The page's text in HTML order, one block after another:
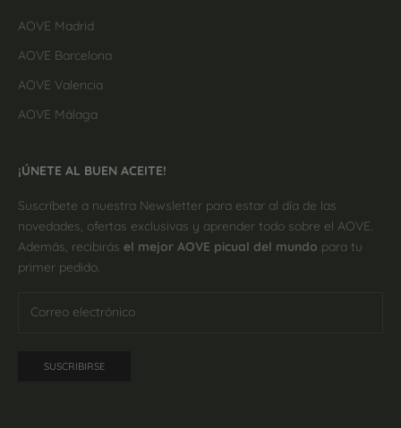
AOVE Madrid
AOVE Barcelona
AOVE Valencia
AOVE Málaga
¡ÚNETE AL BUEN ACEITE!
Suscríbete a nuestra Newsletter para estar al día de las
novedades, ofertas exclusivas y aprender todo sobre el AOVE.
Además, recibirás el mejor AOVE picual del mundo para tu
primer pedido.
SUSCRIBIRSE